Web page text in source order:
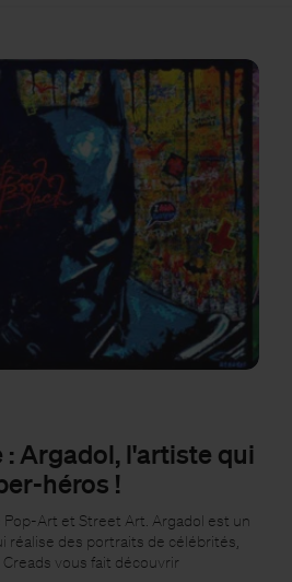
: Argadol, l'artiste qui
héros !
Art et Street Art. Argadol est un
réalise des portraits de célébrités,
vous fait découvrir